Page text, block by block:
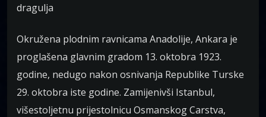
dragulja
Okružena plodnim ravnicama Anadolije, Ankara je
proglašena glavnim gradom 13. oktobra 1923.
godine, nedugo nakon osnivanja Republike Turske
29. oktobra iste godine. Zamijenivši Istanbul,
višestoljetnu prijestolnicu Osmanskog Carstva,